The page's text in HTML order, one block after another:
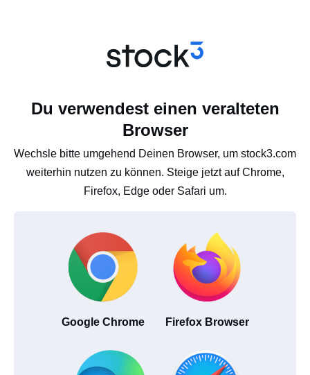
Du verwendest einen veralteten
Browser
Wechsle bitte umgehend Deinen Browser, um stock3.com
weiterhin nutzen zu können. Steige jetzt auf Chrome,
Firefox, Edge oder Safari um.
Google Chrome Firefox Browser